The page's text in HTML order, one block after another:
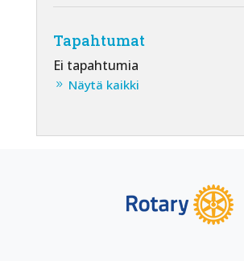
Tapahtumat
Ei tapahtumia
Näytä kaikki